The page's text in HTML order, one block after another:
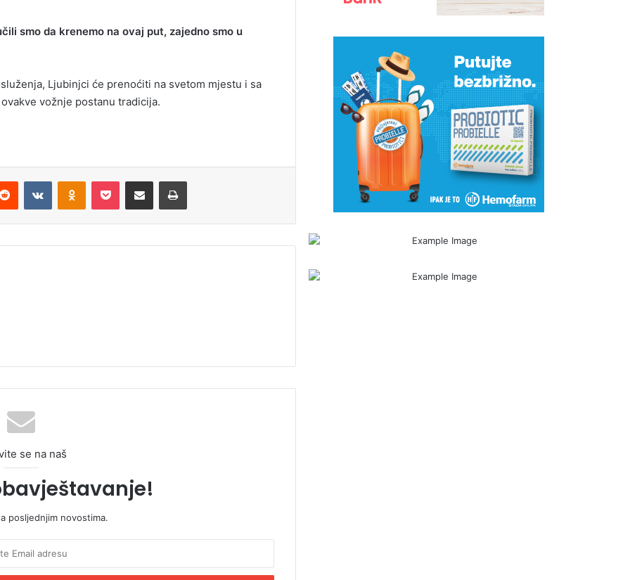
smo da krenemo na ovaj put, zajedno smo u
Ljubinjci će prenoćiti na svetom mjestu i sa
vožnje postanu tradicija.
se na naš
posljednjim novostima.